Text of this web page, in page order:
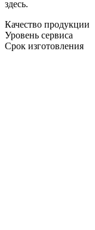
здесь.
Качество продукции
Уровень сервиса
Срок изготовления